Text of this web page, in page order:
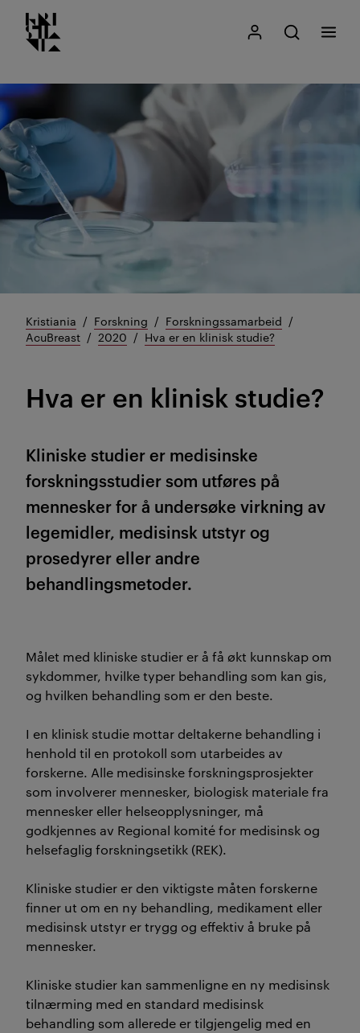
Gå
til
Kristiania logo
Mitt Kristiania
Åpne søk
Søk
Meny
Kristiania Forskning
Forskningssamarbeid
AcuBreast
2020 Hva er en klinisk studie?
Hva er en klinisk studie?
Kliniske studier er medisinske
forskningsstudier som utføres på
mennesker for å undersøke virkning av
legemidler, medisinsk utstyr og
prosedyrer eller andre
behandlingsmetoder.
Målet med kliniske studier er å få økt kunnskap om
sykdommer, hvilke typer behandling som kan gis,
og hvilken behandling som er den beste.
I en klinisk studie mottar deltakerne behandling i
henhold til en protokoll som utarbeides av
forskerne. Alle medisinske forskningsprosjekter
som involverer mennesker, biologisk materiale fra
mennesker eller helseopplysninger, må
godkjennes av Regional komité for medisinsk og
helsefaglig forskningsetikk (REK).
Kliniske studier er den viktigste måten forskerne
finner ut om en ny behandling, medikament eller
medisinsk utstyr er trygg og effektiv å bruke på
mennesker.
Kliniske studier kan sammenligne en ny medisinsk
tilnærming med en standard medisinsk
behandling som allerede er tilgjengelig med en